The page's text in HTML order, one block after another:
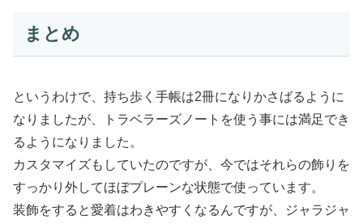
まとめ
というわけで、持ち歩く手帳は2冊になりかさばるように
なりましたが、トラベラーズノートを使う事には満足でき
るようになりました。
カスタマイズもしていたのですが、今ではそれらの飾りを
すっかり外してほぼプレーンな状態で使っています。
装飾をすると愛着はわきやすくなるんですが、ジャラジャ